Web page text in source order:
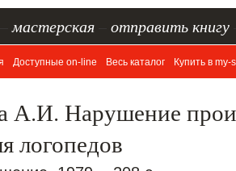
мастерская отправить книгу
Доступные on-line Весь каталог Купить в my-
А.И. Нарушение
логопедов